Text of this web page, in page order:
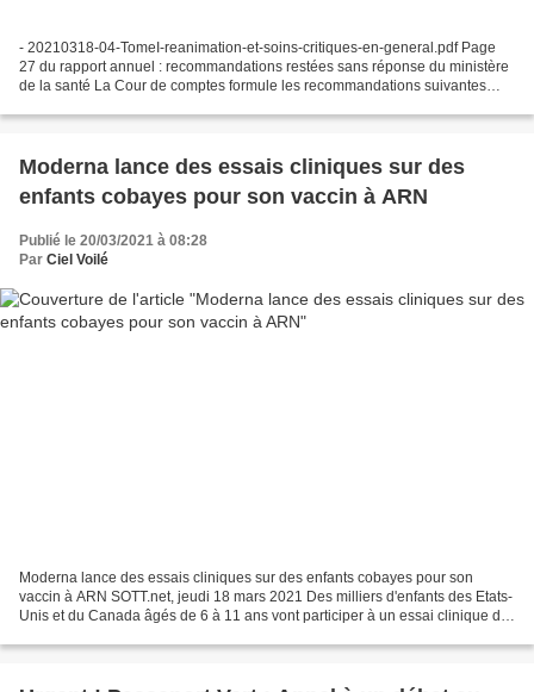
- 20210318-04-TomeI-reanimation-et-soins-critiques-en-general.pdf Page
27 du rapport annuel : recommandations restées sans réponse du ministère
de la santé La Cour de comptes formule les recommandations suivantes
Moderna lance des essais cliniques sur des
enfants cobayes pour son vaccin à ARN
Publié le 20/03/2021 à 08:28
Par Ciel Voilé
Moderna lance des essais cliniques sur des enfants cobayes pour son
vaccin à ARN SOTT.net, jeudi 18 mars 2021 Des milliers d'enfants des Etats-
Unis et du Canada âgés de 6 à 11 ans vont participer à un essai clinique du